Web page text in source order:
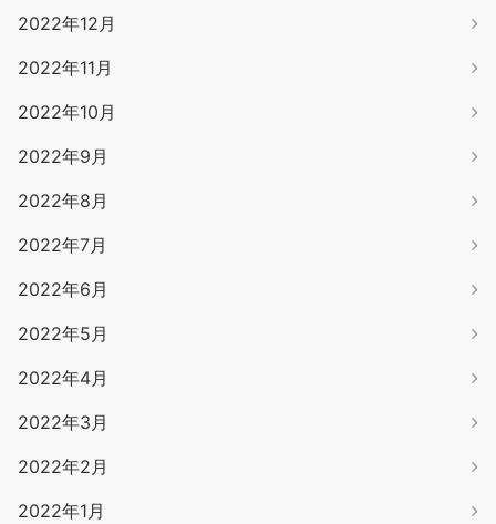
2022年12月
2022年11月
2022年10月
2022年9月
2022年8月
2022年7月
2022年6月
2022年5月
2022年4月
2022年3月
2022年2月
2022年1月